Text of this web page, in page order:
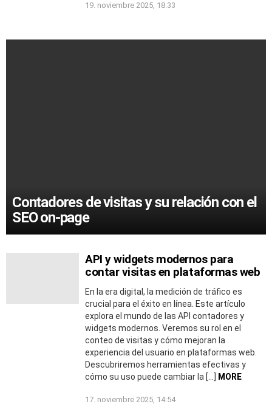
19. noviembre 2025, 18:33
Contadores de visitas y su relación con el
SEO on-page
API y widgets modernos para
contar visitas en plataformas web
En la era digital, la medición de tráfico es
crucial para el éxito en línea. Este artículo
explora el mundo de las API contadores y
widgets modernos. Veremos su rol en el
conteo de visitas y cómo mejoran la
experiencia del usuario en plataformas web.
Descubriremos herramientas efectivas y
cómo su uso puede cambiar la […] MORE
17. noviembre 2025, 14:54